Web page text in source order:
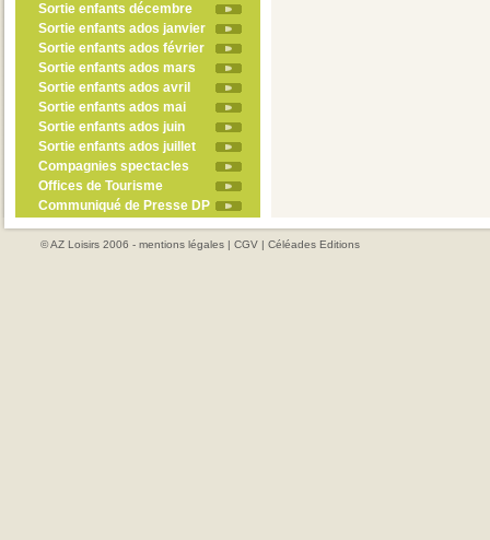
Sortie enfants décembre
Sortie enfants ados janvier
Sortie enfants ados février
Sortie enfants ados mars
Sortie enfants ados avril
Sortie enfants ados mai
Sortie enfants ados juin
Sortie enfants ados juillet
Compagnies spectacles
Offices de Tourisme
Communiqué de Presse DP
© AZ Loisirs 2006 - mentions légales | CGV | Céléades Editions